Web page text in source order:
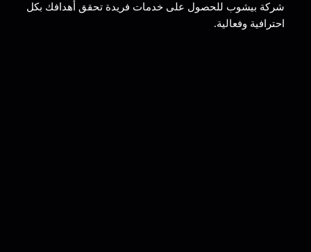
شركة بيشوب للحصول على خدمات فريدة تحقق أهدافك بكل
احترافية وفعالية.